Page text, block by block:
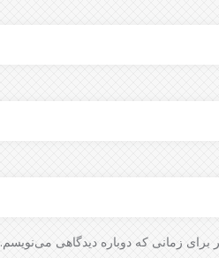
زمانی که دوباره دیدگاهی می‌نویسم.